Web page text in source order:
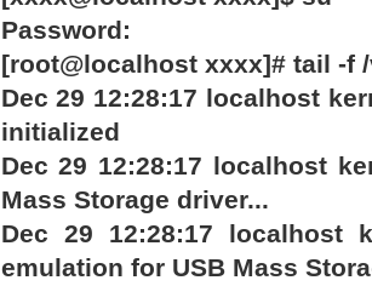
Password:
[root@localhost xxxx]# tail -f
Dec 29 12:28:17 localhost
initialized
Dec 29 12:28:17 localhost
Mass Storage driver...
Dec 29 12:28:17 localhost
emulation for USB Mass